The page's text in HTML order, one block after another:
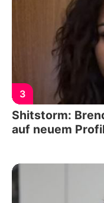
3
Shitstorm:
auf neuem Profil